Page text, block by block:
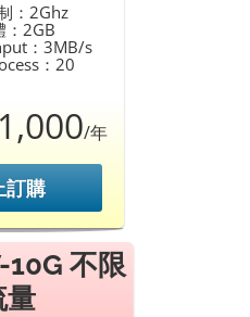
：2Ghz
：2GB
：3MB/s
：20
/年
訂購
不限
量